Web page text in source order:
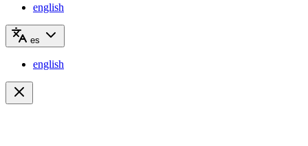
english
es
english